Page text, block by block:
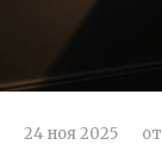
24 ноя 2025 от